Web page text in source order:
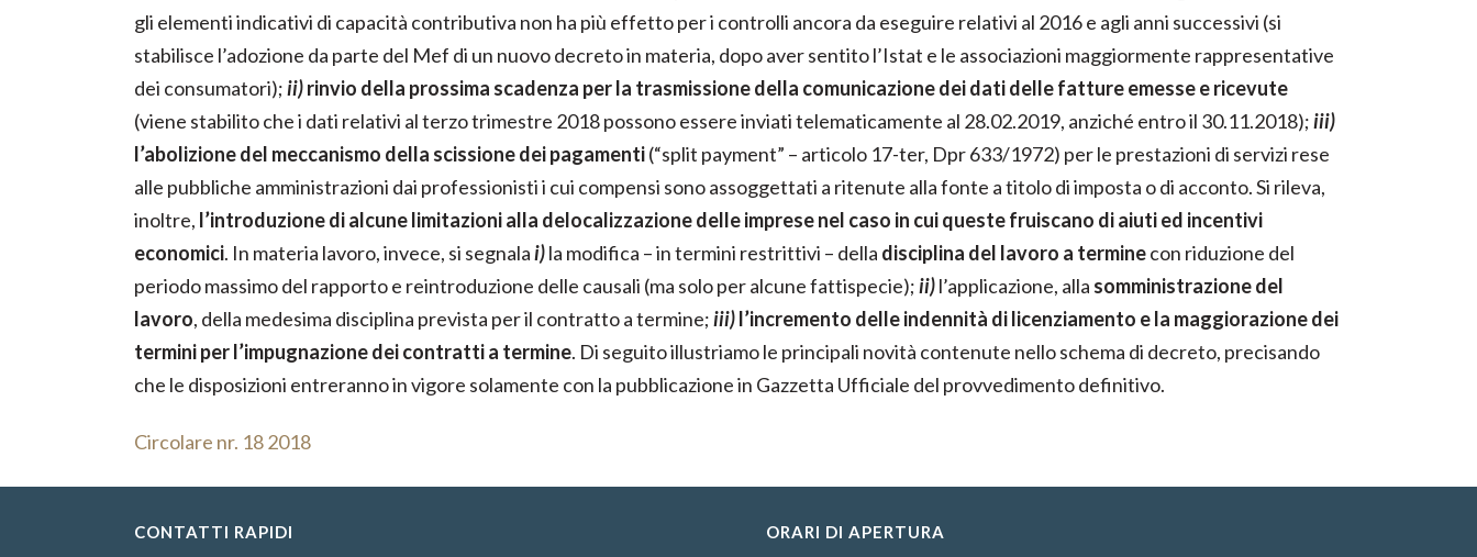
gli elementi indicativi di capacità contributiva non ha più effetto per i controlli ancora da eseguire relativi al 2016 e agli anni successivi (si
stabilisce l’adozione da parte del Mef di un nuovo decreto in materia, dopo aver sentito l’Istat e le associazioni maggiormente rappresentative
dei consumatori);ii)rinvio della prossima scadenza per la trasmissione della comunicazione dei dati delle fatture emesse e ricevute
(viene stabilito che i dati relativi al terzo trimestre 2018 possono essere inviati telematicamente al 28.02.2019, anziché entro il 30.11.2018);iii)
l’abolizione del meccanismo della scissione dei pagamenti(“split payment” – articolo 17-ter, Dpr 633/1972) per le prestazioni di servizi rese
alle pubbliche amministrazioni dai professionisti i cui compensi sono assoggettati a ritenute alla fonte a titolo di imposta o di acconto. Si rileva,
inoltre, l’introduzione di alcune limitazioni alla delocalizzazione delle imprese nel caso in cui queste fruiscano di aiuti ed incentivi
economici. In materia lavoro, invece, si segnalai)la modifica – in termini restrittivi – della disciplina del lavoro a terminecon riduzione del
periodo massimo del rapporto e reintroduzione delle causali (ma solo per alcune fattispecie);ii)l’applicazione, alla somministrazione del
lavoro, della medesima disciplina prevista per il contratto a termine;iii)l’incremento delle indennità di licenziamento e la maggiorazione dei
termini per l’impugnazione dei contratti a termine. Di seguito illustriamo le principali novità contenute nello schema di decreto, precisando
che le disposizioni entreranno in vigore solamente con la pubblicazione in Gazzetta Ufficiale del provvedimento definitivo.
Circolare nr. 18 2018
CONTATTI RAPIDI ORARI DI APERTURA